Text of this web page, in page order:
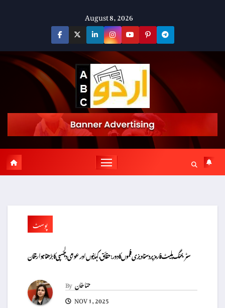
August 8, 2026
پوسٹ
سٹریمنگ پلیٹ فارمز پر دستاویزی فلموں کا دور: حقائق، کہانیوں اور عوامی دلچسپی کا بڑھتا ہوا رجحان
Byحنا خان
NOV 1, 2025